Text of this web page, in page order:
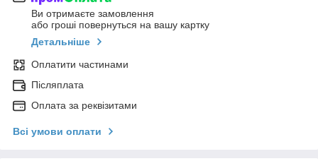
Ви отримаєте замовлення
або гроші повернуться на вашу картку
Детальніше
Оплатити частинами
Післяплата
Оплата за реквізитами
Всі умови оплати